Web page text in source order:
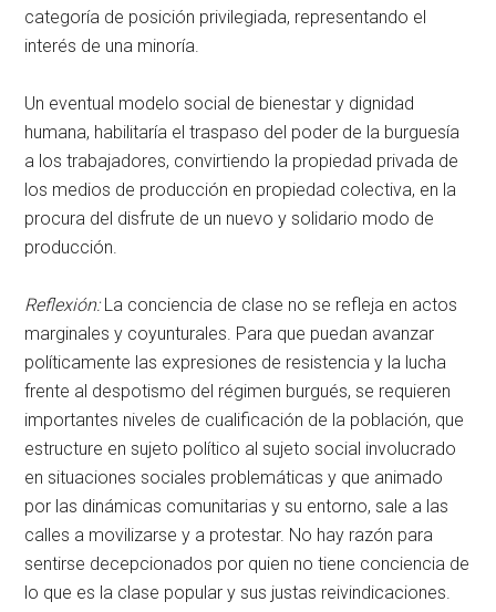
categoría de posición privilegiada, representando el
interés de una minoría.
Un eventual modelo social de bienestar y dignidad
humana, habilitaría el traspaso del poder de la burguesía
a los trabajadores, convirtiendo la propiedad privada de
los medios de producción en propiedad colectiva, en la
procura del disfrute de un nuevo y solidario modo de
producción.
Reflexión:La conciencia de clase no se refleja en actos
marginales y coyunturales. Para que puedan avanzar
políticamente las expresiones de resistencia y la lucha
frente al despotismo del régimen burgués, se requieren
importantes niveles de cualificación de la población, que
estructure en sujeto político al sujeto social involucrado
en situaciones sociales problemáticas y que animado
por las dinámicas comunitarias y su entorno, sale a las
calles a movilizarse y a protestar. No hay razón para
sentirse decepcionados por quien no tiene conciencia de
lo que es la clase popular y sus justas reivindicaciones.